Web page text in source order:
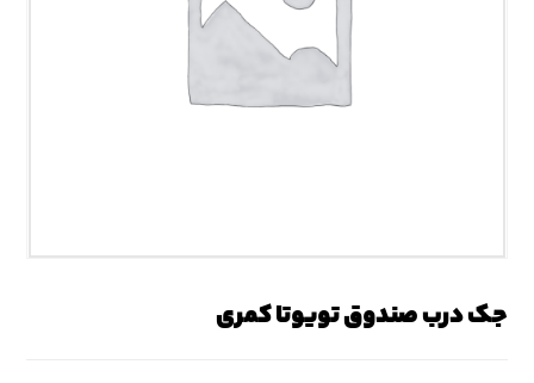
جک درب صندوق تویوتا کمری